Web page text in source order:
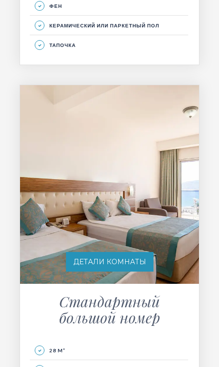
ФЕН
КЕРАМИЧЕСКИЙ ИЛИ ПАРКЕТНЫЙ ПОЛ
ТАПОЧКА
ДЕТАЛИ КОМНАТЫ
Стандартный
большой номер
28 M²